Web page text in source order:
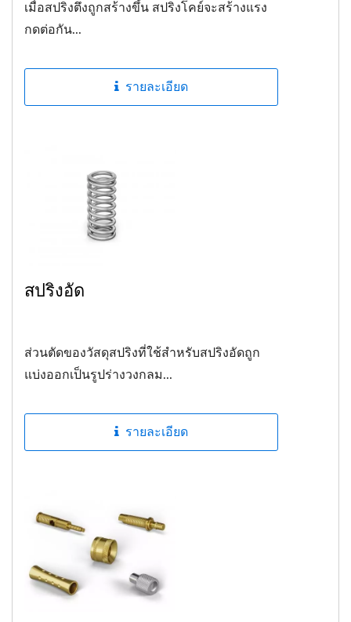
เมื่อสปริงตึงถูกสร้างขึ้น สปริงโคย์จะสร้างแรง
กดต่อกัน...
รายละเอียด
สปริงอัด
ส่วนตัดของวัสดุสปริงที่ใช้สำหรับสปริงอัดถูก
แบ่งออกเป็นรูปร่างวงกลม...
รายละเอียด